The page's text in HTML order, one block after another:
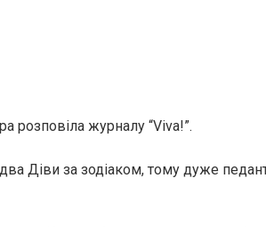
розповіла журналу “Viva!”.
Діви за зодіаком, тому дуже